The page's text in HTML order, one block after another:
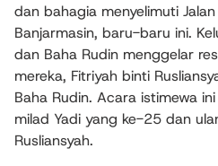
dan bahagia menyelimuti
Banjarmasin, baru-baru ini.
dan Baha Rudin menggelar
mereka, Fitriyah binti
Baha Rudin. Acara istimewa
milad Yadi yang ke-25 dan
Rusliansyah.